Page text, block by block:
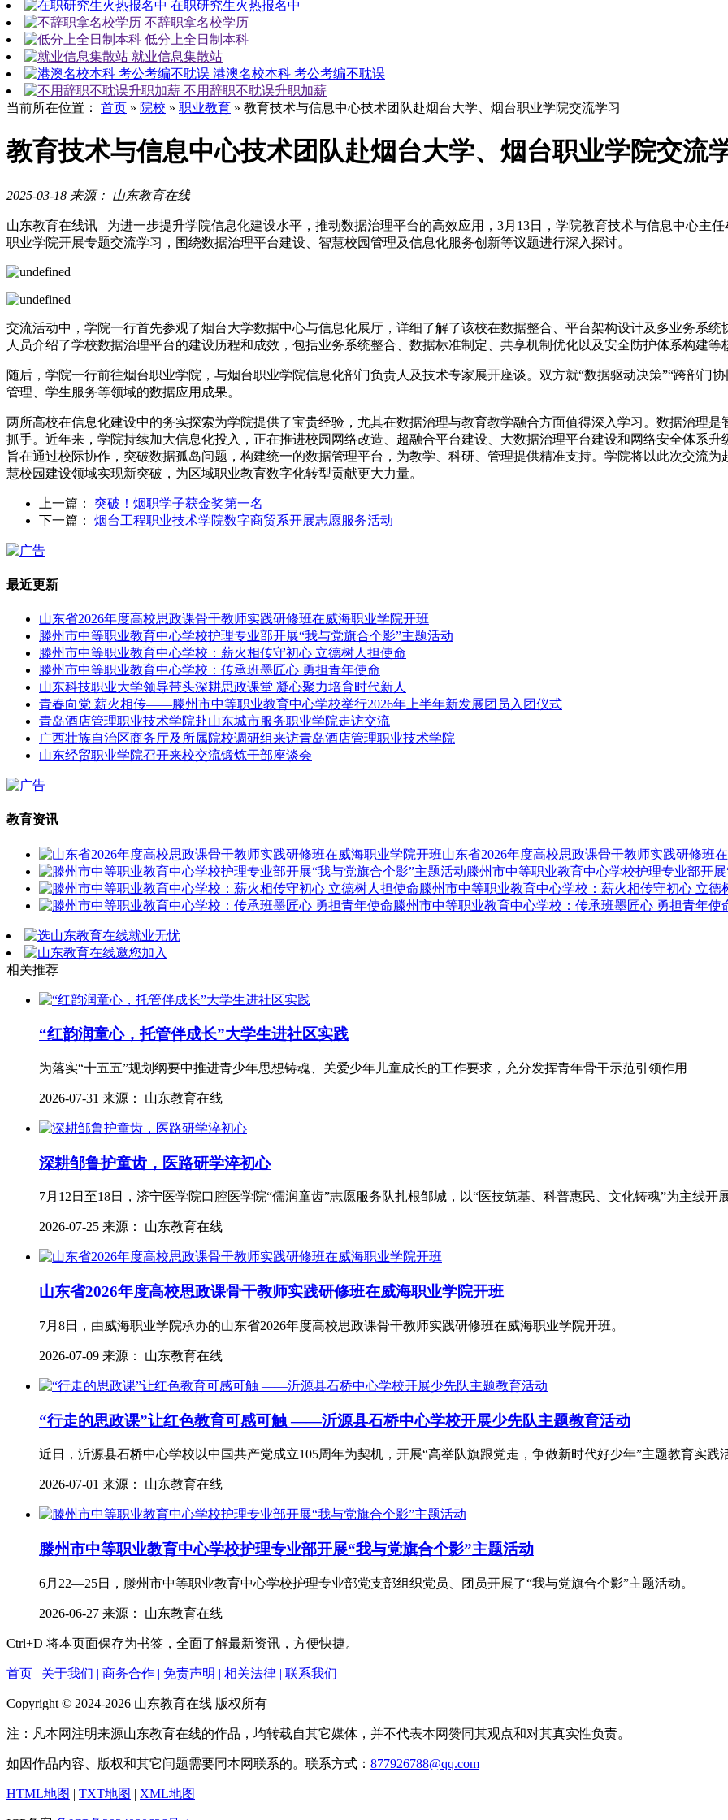
在职研究生火热报名中
不辞职拿名校学历
低分上全日制本科
就业信息集散站
港澳名校本科 考公考编不耽误
不用辞职不耽误升职加薪
当前所在位置： 首页 » 院校 » 职业教育 » 教育技术与信息中心技术团队赴烟台大学、烟台职业学院交流学习
教育技术与信息中心技术团队赴烟台大学、烟台职业学院交流
2025-03-18 来源： 山东教育在线
山东教育在线讯 为进一步提升学院信息化建设水平，推动数据治理平台的高效应用，3月13日，学院教育技术与信息中心主
职业学院开展专题交流学习，围绕数据治理平台建设、智慧校园管理及信息化服务创新等议题进行深入探讨。
交流活动中，学院一行首先参观了烟台大学数据中心与信息化展厅，详细了解了该校在数据整合、平台架构设计及多业务系
人员介绍了学校数据治理平台的建设历程和成效，包括业务系统整合、数据标准制定、共享机制优化以及安全防护体系构建等
随后，学院一行前往烟台职业学院，与烟台职业学院信息化部门负责人及技术专家展开座谈。双方就“数据驱动决策”“跨部门
管理、学生服务等领域的数据应用成果。
两所高校在信息化建设中的务实探索为学院提供了宝贵经验，尤其在数据治理与教育教学融合方面值得深入学习。数据治理
抓手。近年来，学院持续加大信息化投入，正在推进校园网络改造、超融合平台建设、大数据治理平台建设和网络安全体系
旨在通过校际协作，突破数据孤岛问题，构建统一的数据管理平台，为教学、科研、管理提供精准支持。学院将以此次交流
慧校园建设领域实现新突破，为区域职业教育数字化转型贡献更大力量。
上一篇： 突破！烟职学子获金奖第一名
下一篇： 烟台工程职业技术学院数字商贸系开展志愿服务活动
最近更新
山东省2026年度高校思政课骨干教师实践研修班在威海职业学院开班
滕州市中等职业教育中心学校护理专业部开展“我与党旗合个影”主题活动
滕州市中等职业教育中心学校：薪火相传守初心 立德树人担使命
滕州市中等职业教育中心学校：传承班墨匠心 勇担青年使命
山东科技职业大学领导带头深耕思政课堂 凝心聚力培育时代新人
青春向党 薪火相传——滕州市中等职业教育中心学校举行2026年上半年新发展团员入团仪式
青岛酒店管理职业技术学院赴山东城市服务职业学院走访交流
广西壮族自治区商务厅及所属院校调研组来访青岛酒店管理职业技术学院
山东经贸职业学院召开来校交流锻炼干部座谈会
教育资讯
山东省2026年度高校思政课骨干教师实践研修班
滕州市中等职业教育中心学校护理专业部开
滕州市中等职业教育中心学校：薪火相传守初心 立德
滕州市中等职业教育中心学校：传承班墨匠心 勇担青年使
相关推荐
“红韵润童心，托管伴成长”大学生进社区实践
为落实“十五五”规划纲要中推进青少年思想铸魂、关爱少年儿童成长的工作要求，充分发挥青年骨干示范引领作用
2026-07-31 来源： 山东教育在线
深耕邹鲁护童齿，医路研学淬初心
7月12日至18日，济宁医学院口腔医学院“儒润童齿”志愿服务队扎根邹城，以“医技筑基、科普惠民、文化铸魂”为主线开
2026-07-25 来源： 山东教育在线
山东省2026年度高校思政课骨干教师实践研修班在威海职业学院开班
7月8日，由威海职业学院承办的山东省2026年度高校思政课骨干教师实践研修班在威海职业学院开班。
2026-07-09 来源： 山东教育在线
“行走的思政课”让红色教育可感可触 ——沂源县石桥中心学校开展少先队主题教育活动
近日，沂源县石桥中心学校以中国共产党成立105周年为契机，开展“高举队旗跟党走，争做新时代好少年”主题教育实践
2026-07-01 来源： 山东教育在线
滕州市中等职业教育中心学校护理专业部开展“我与党旗合个影”主题活动
6月22—25日，滕州市中等职业教育中心学校护理专业部党支部组织党员、团员开展了“我与党旗合个影”主题活动。
2026-06-27 来源： 山东教育在线
Ctrl+D 将本页面保存为书签，全面了解最新资讯，方便快捷。
首页 | 关于我们 | 商务合作 | 免责声明 | 相关法律 | 联系我们
Copyright © 2024-2026 山东教育在线 版权所有
注：凡本网注明来源山东教育在线的作品，均转载自其它媒体，并不代表本网赞同其观点和对其真实性负责。
如因作品内容、版权和其它问题需要同本网联系的。联系方式： 877926788@qq.com
HTML地图 | TXT地图 | XML地图